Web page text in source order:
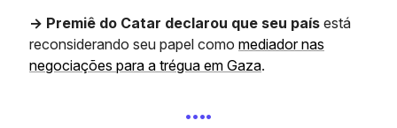
→ Premiê do Catar declarou que seu país está
reconsiderando seu papel como mediador nas
negociações para a trégua em Gaza.
….